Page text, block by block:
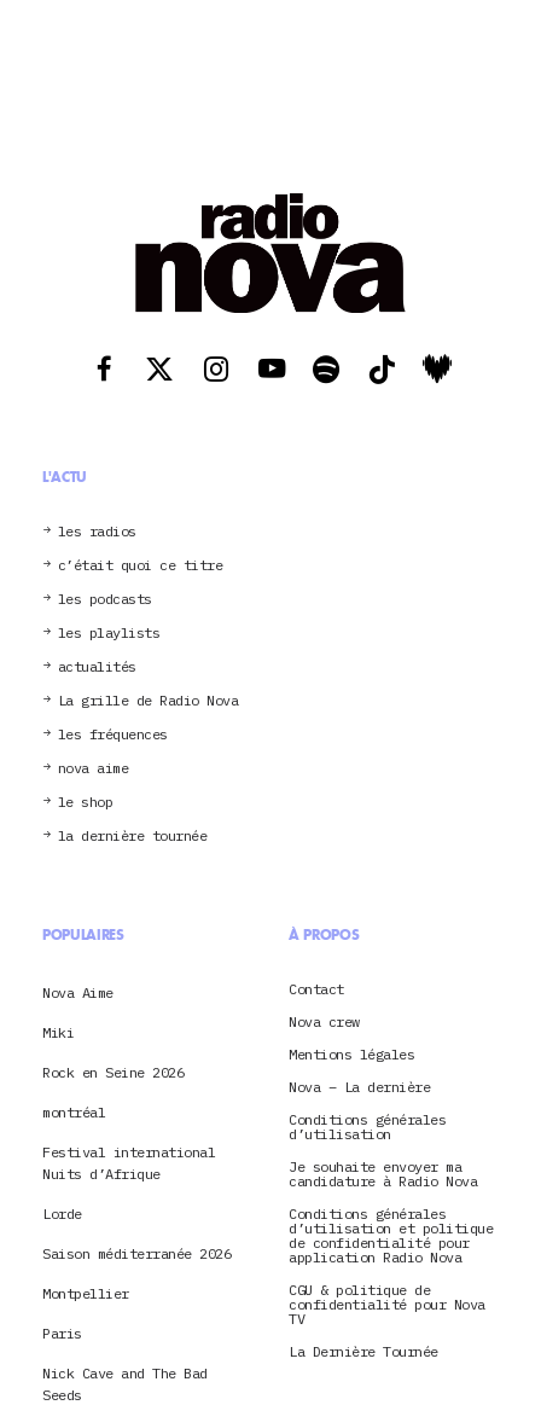
L'ACTU
les radios
c’était quoi ce titre
les podcasts
les playlists
actualités
La grille de Radio Nova
les fréquences
nova aime
le shop
la dernière tournée
POPULAIRES
Nova Aime
Miki
Rock en Seine 2026
montréal
Festival international
Nuits d’Afrique
Lorde
Saison méditerranée 2026
Montpellier
Paris
Nick Cave and The Bad
Seeds
À PROPOS
Contact
Nova crew
Mentions légales
Nova – La dernière
Conditions générales
d’utilisation
Je souhaite envoyer ma
candidature à Radio Nova
Conditions générales
d’utilisation et politique
de confidentialité pour
application Radio Nova
CGU & politique de
confidentialité pour Nova
TV
La Dernière Tournée